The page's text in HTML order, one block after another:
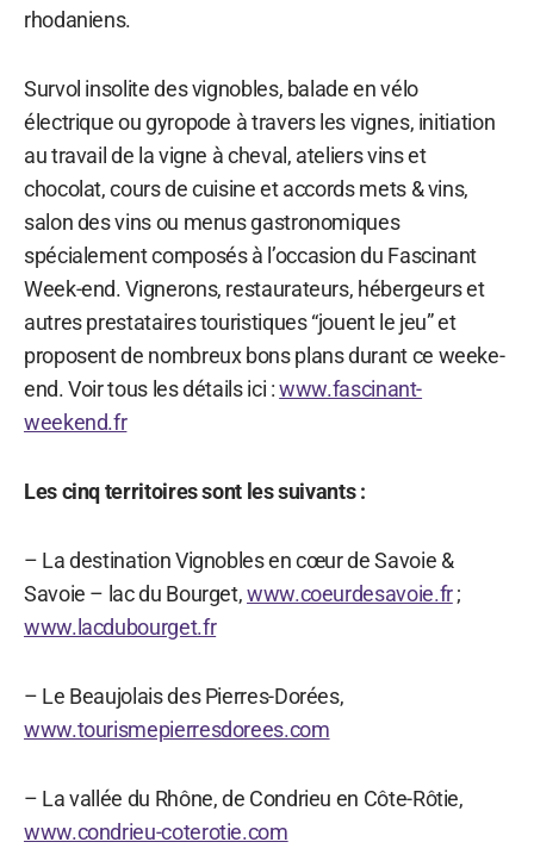
rhodaniens.
Survol insolite des vignobles, balade en vélo
électrique ou gyropode à travers les vignes, initiation
au travail de la vigne à cheval, ateliers vins et
chocolat, cours de cuisine et accords mets & vins,
salon des vins ou menus gastronomiques
spécialement composés à l’occasion du Fascinant
Week-end. Vignerons, restaurateurs, hébergeurs et
autres prestataires touristiques “jouent le jeu” et
proposent de nombreux bons plans durant ce weeke-
end. Voir tous les détails ici :www.fascinant-
weekend.fr
Les cinq territoires sont les suivants :
– La destination Vignobles en cœur de Savoie &
Savoie – lac du Bourget,www.coeurdesavoie.fr;
www.lacdubourget.fr
– Le Beaujolais des Pierres-Dorées,
www.tourismepierresdorees.com
– La vallée du Rhône, de Condrieu en Côte-Rôtie,
www.condrieu-coterotie.com